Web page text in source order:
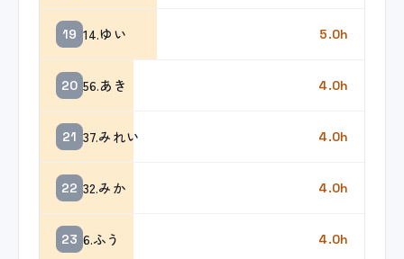
19 14.ゆい 5.0h
20 56.あき 4.0h
21 37.みれい 4.0h
22 32.みか 4.0h
23 6.ふう 4.0h